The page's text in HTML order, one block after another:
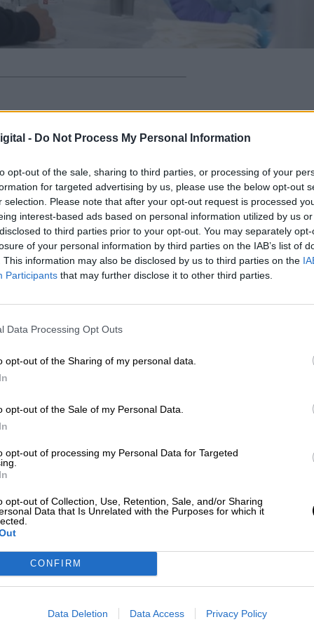
- Do Not Process My Personal Information
opt-out of the sale, sharing to third parties, or processing of your
for targeted advertising by us, please use the below opt-out
selection. Please note that after your opt-out request is processed
interest-based ads based on personal information utilized by us
to third parties prior to your opt-out. You may separately
of your personal information by third parties on the IAB’s list of
This information may also be disclosed by us to third parties on the
Participants that may further disclose it to other third parties.
Data Processing Opt Outs
opt-out of the Sharing of my personal data.
opt-out of the Sale of my Personal Data.
opt-out of processing my Personal Data for Targeted
opt-out of Collection, Use, Retention, Sale, and/or Sharing
Data that Is Unrelated with the Purposes for which it
CONFIRM
Data Deletion Data Access Privacy Policy
del coronavirus. Concretamente, las
diagnósticas PCR.
el 26 de junio y el 2 de julio, las comunidades
PCR. Esto supone un aumento del 6% en el
hasta alcanzar la cifra de77,38 pruebas PCR
dado parte de un total de1.993.931 test
26 de junio y el 2 de julio, lo que supone una tasa
junio,
96.210 test serológicos de Ac.
lo que supone una tasa de
se han efectuado
día 2 de julio.
de COVID 19 COVID19ESP test de anticuerpos